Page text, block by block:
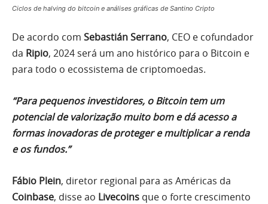
Ciclos de halving do bitcoin e análises gráficas de Santino Cripto
De acordo com Sebastián Serrano, CEO e cofundador
da Ripio, 2024 será um ano histórico para o Bitcoin e
para todo o ecossistema de criptomoedas.
“Para pequenos investidores, o Bitcoin tem um
potencial de valorização muito bom e dá acesso a
formas inovadoras de proteger e multiplicar a renda
e os fundos.”
Fábio Plein, diretor regional para as Américas da
Coinbase, disse ao Livecoins que o forte crescimento